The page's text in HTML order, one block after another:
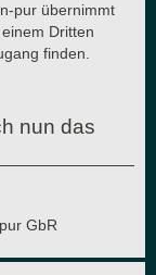
pur übernimmt
Dritten
finden.
nun das
GbR